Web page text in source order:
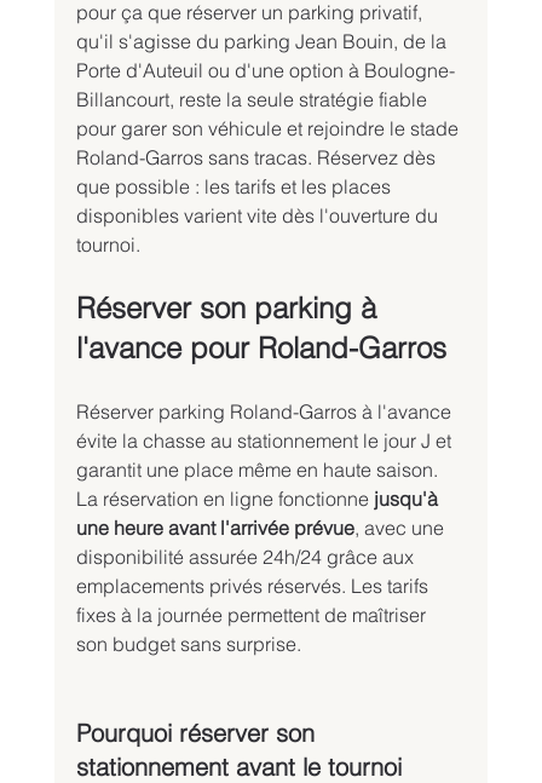
pour ça que réserver un parking privatif,
qu'il s'agisse du parking Jean Bouin, de la
Porte d'Auteuil ou d'une option à Boulogne-
Billancourt, reste la seule stratégie fiable
pour garer son véhicule et rejoindre le stade
Roland-Garros sans tracas. Réservez dès
que possible : les tarifs et les places
disponibles varient vite dès l'ouverture du
tournoi.
Réserver son parking à
l'avance pour Roland-Garros
Réserver parking Roland-Garros à l'avance
évite la chasse au stationnement le jour J et
garantit une place même en haute saison.
La réservation en ligne fonctionne jusqu'à
une heure avant l'arrivée prévue, avec une
disponibilité assurée 24h/24 grâce aux
emplacements privés réservés. Les tarifs
fixes à la journée permettent de maîtriser
son budget sans surprise.
Pourquoi réserver son
stationnement avant le tournoi